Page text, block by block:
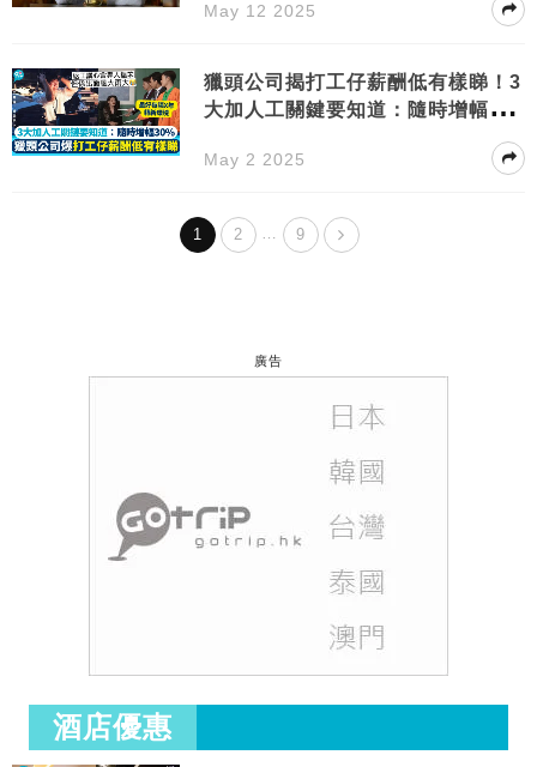
May 12 2025
獵頭公司揭打工仔薪酬低有樣睇！3
大加人工關鍵要知道：隨時增幅3
May 2 2025
1 2 … 9
廣告
酒店優惠